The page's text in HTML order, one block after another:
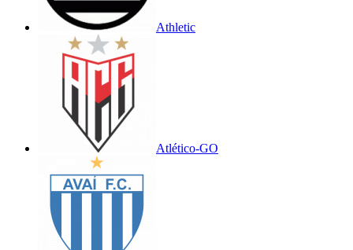
Athletic
Atlético-GO